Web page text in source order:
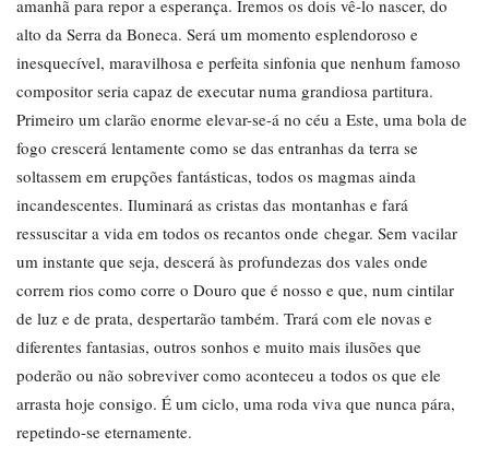
amanhã para repor a esperança. Iremos os dois vê-lo nascer, do
alto da Serra da Boneca. Será um momento esplendoroso e
inesquecível, maravilhosa e perfeita sinfonia que nenhum famoso
compositor seria capaz de executar numa grandiosa partitura.
Primeiro um clarão enorme elevar-se-á no céu a Este, uma bola de
fogo crescerá lentamente como se das entranhas da terra se
soltassem em erupções fantásticas, todos os magmas ainda
incandescentes. Iluminará as cristas das montanhas e fará
ressuscitar a vida em todos os recantos onde chegar. Sem vacilar
um instante que seja, descerá às profundezas dos vales onde
correm rios como corre o Douro que é nosso e que, num cintilar
de luz e de prata, despertarão também. Trará com ele novas e
diferentes fantasias, outros sonhos e muito mais ilusões que
poderão ou não sobreviver como aconteceu a todos os que ele
arrasta hoje consigo. É um ciclo, uma roda viva que nunca pára,
repetindo-se eternamente.